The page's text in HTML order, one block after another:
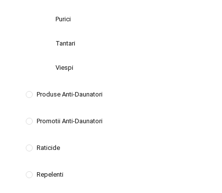
Purici
Tantari
Viespi
Produse Anti-Daunatori
Promotii Anti-Daunatori
Raticide
Repelenti